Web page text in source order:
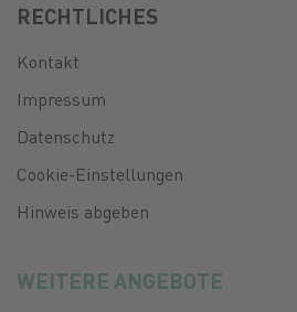
RECHTLICHES
Kontakt
Impressum
Datenschutz
Cookie-Einstellungen
Hinweis abgeben
WEITERE ANGEBOTE